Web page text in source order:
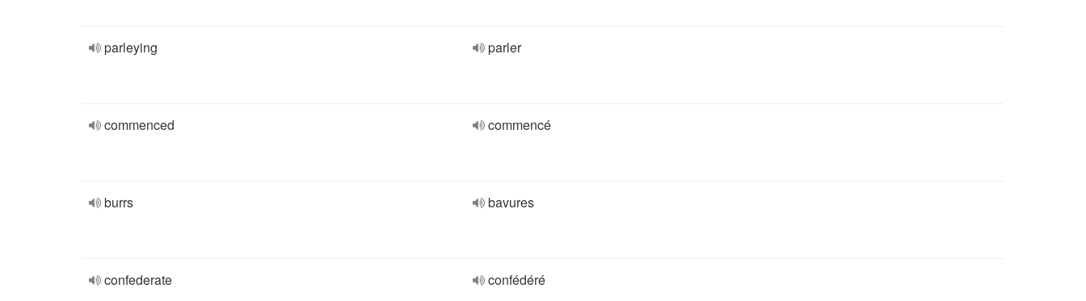
parleying parler
commenced commencé
burrs bavures
confederate confédéré